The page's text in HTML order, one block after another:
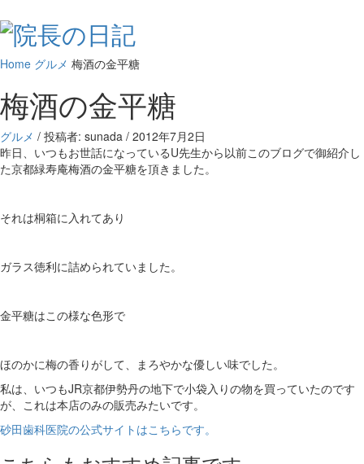
Home グルメ 梅酒の金平糖
梅酒の金平糖
グルメ / 投稿者: sunada / 2012年7月2日
昨日、いつもお世話になっているU先生から以前このブログで御紹介し
た京都緑寿庵梅酒の金平糖を頂きました。
それは桐箱に入れてあり
ガラス徳利に詰められていました。
金平糖はこの様な色形で
ほのかに梅の香りがして、まろやかな優しい味でした。
私は、いつもJR京都伊勢丹の地下で小袋入りの物を買っていたのです
が、これは本店のみの販売みたいです。
砂田歯科医院の公式サイトはこちらです。